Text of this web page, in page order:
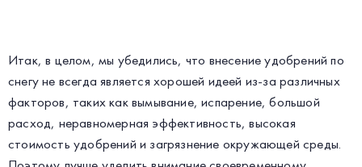
Итак, в целом, мы убедились, что внесение удобрений по
снегу не всегда является хорошей идеей из-за различных
факторов, таких как вымывание, испарение, большой
расход, неравномерная эффективность, высокая
стоимость удобрений и загрязнение окружающей среды.